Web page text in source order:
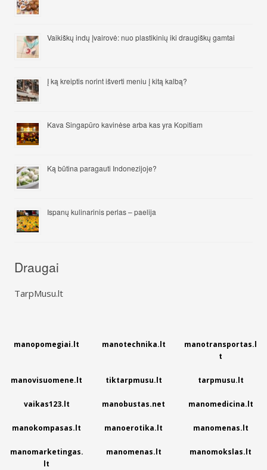
Vaikiškų indų įvairovė: nuo plastikinių iki draugiškų gamtai
Į ką kreiptis norint išverti meniu į kitą kalbą?
Kava Singapūro kavinėse arba kas yra Kopitiam
Ką būtina paragauti Indonezijoje?
Ispanų kulinarinis perlas – paelija
Draugai
TarpMusu.lt
manopomegiai.lt manotechnika.lt
manotransportas.l
t
manovisuomene.lt tiktarpmusu.lt tarpmusu.lt
vaikas123.lt manobustas.net manomedicina.lt
manokompasas.lt manoerotika.lt manomenas.lt
manomarketingas.
lt
manomenas.lt manomokslas.lt